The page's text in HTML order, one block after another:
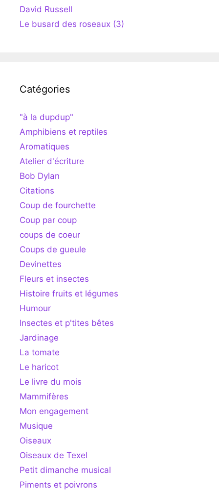
David Russell
Le busard des roseaux (3)
Catégories
"à la dupdup"
Amphibiens et reptiles
Aromatiques
Atelier d'écriture
Bob Dylan
Citations
Coup de fourchette
Coup par coup
coups de coeur
Coups de gueule
Devinettes
Fleurs et insectes
Histoire fruits et légumes
Humour
Insectes et p'tites bêtes
Jardinage
La tomate
Le haricot
Le livre du mois
Mammifères
Mon engagement
Musique
Oiseaux
Oiseaux de Texel
Petit dimanche musical
Piments et poivrons